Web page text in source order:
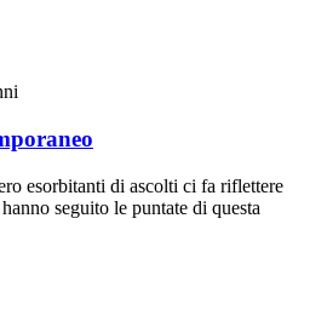
esorbitanti di ascolti ci fa riflettere
seguito le puntate di questa